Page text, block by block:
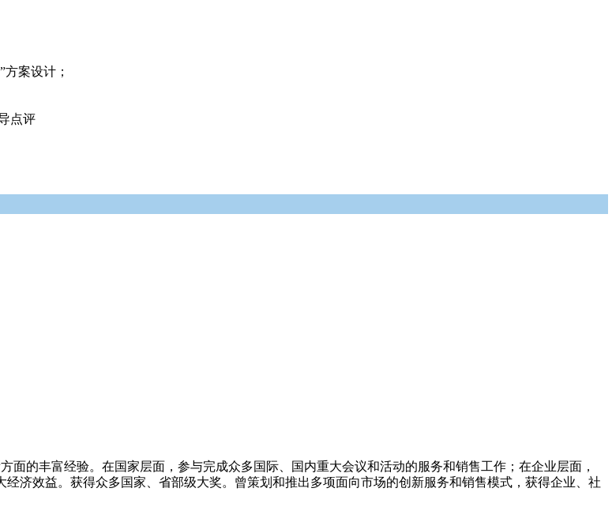
案设计；
点评
的丰富经验。在国家层面，参与完成众多国际、国内重大会议和活动的服务和销售工作；在企业层面，
济效益。获得众多国家、省部级大奖。曾策划和推出多项面向市场的创新服务和销售模式，获得企业、社